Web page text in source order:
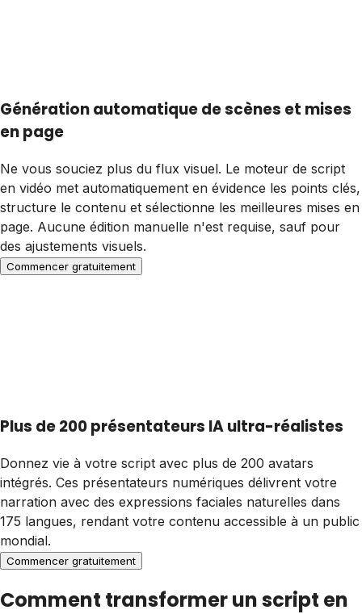
Génération automatique de scènes et mises
en page
Ne vous souciez plus du flux visuel. Le moteur de script
en vidéo met automatiquement en évidence les points clés,
structure le contenu et sélectionne les meilleures mises en
page. Aucune édition manuelle n'est requise, sauf pour
des ajustements visuels.
Commencer gratuitement
Plus de 200 présentateurs IA ultra-réalistes
Donnez vie à votre script avec plus de 200 avatars
intégrés. Ces présentateurs numériques délivrent votre
narration avec des expressions faciales naturelles dans
175 langues, rendant votre contenu accessible à un public
mondial.
Commencer gratuitement
Comment transformer un script en